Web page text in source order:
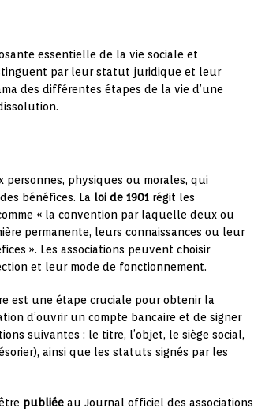
essentielle de la vie sociale et
par leur statut juridique et leur
des différentes étapes de la vie d’une
physiques ou morales, qui
bénéfices. La loi de 1901 régit les
« la convention par laquelle deux ou
permanente, leurs connaissances ou leur
». Les associations peuvent choisir
et leur mode de fonctionnement.
est une étape cruciale pour obtenir la
d’ouvrir un compte bancaire et de signer
suivantes : le titre, l’objet, le siège social,
ainsi que les statuts signés par les
publiée au Journal officiel des associations